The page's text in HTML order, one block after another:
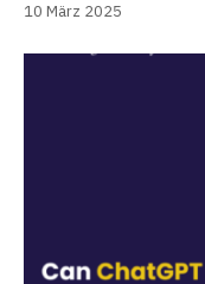
10 März 2025